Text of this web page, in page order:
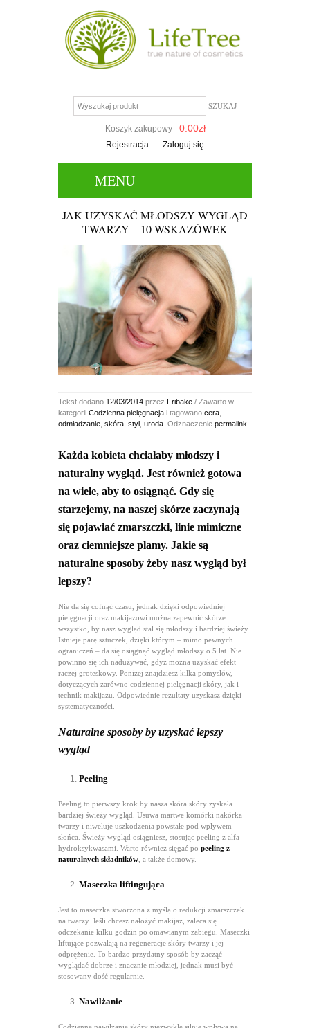
Koszyk zakupowy - 0.00zł
Rejestracja Zaloguj się
MENU
JAK UZYSKAĆ MŁODSZY WYGLĄD
TWARZY – 10 WSKAZÓWEK
Tekst dodano 12/03/2014 przez Fribake / Zawarto w
kategorii Codzienna pielęgnacja i tagowano cera
odmładzanie skóra styl uroda . Odznaczenie permalink
Każda kobieta chciałaby młodszy i
naturalny wygląd. Jest również gotowa
na wiele, aby to osiągnąć. Gdy się
starzejemy, na naszej skórze zaczynają
się pojawiać zmarszczki, linie mimiczne
oraz ciemniejsze plamy. Jakie są
naturalne sposoby żeby nasz wygląd był
lepszy?
Nie da się cofnąć czasu, jednak dzięki odpowiedniej
pielęgnacji oraz makijażowi można zapewnić skórze
wszystko, by nasz wygląd stał się młodszy i bardziej świeży.
Istnieje parę sztuczek, dzięki którym – mimo pewnych
ograniczeń – da się osiągnąć wygląd młodszy o 5 lat. Nie
powinno się ich nadużywać, gdyż można uzyskać efekt
raczej groteskowy. Poniżej znajdziesz kilka pomysłów,
dotyczących zarówno codziennej pielęgnacji skóry, jak i
technik makijażu. Odpowiednie rezultaty uzyskasz dzięki
systematyczności.
Naturalne sposoby by uzyskać lepszy
wygląd
Peeling
Peeling to pierwszy krok by nasza skóra skóry zyskała
bardziej świeży wygląd. Usuwa martwe komórki nakórka
twarzy i niweluje uszkodzenia powstałe pod wpływem
słońca. Świeży wygląd osiągniesz, stosując peeling z alfa-
hydroksykwasami. Warto również sięgać po peeling z
naturalnych składników , a także domowy.
Maseczka liftingująca
Jest to maseczka stworzona z myślą o redukcji zmarszczek
na twarzy. Jeśli chcesz nałożyć makijaż, zaleca się
odczekanie kilku godzin po omawianym zabiegu. Maseczki
liftujące pozwalają na regeneracje skóry twarzy i jej
odprężenie. To bardzo przydatny sposób by zacząć
wyglądać dobrze i znacznie młodziej, jednak musi być
stosowany dość regularnie.
Nawilżanie
Codzienne nawilżanie skóry niezwykle silnie wpływa na